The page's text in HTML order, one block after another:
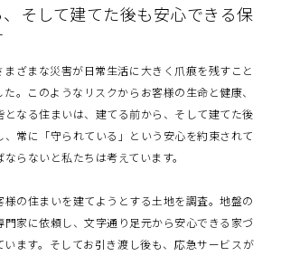
そして建てた後も安心できる保
ざまな災害が日常生活に大きく爪痕を残すこと
。このようなリスクからお客様の生命と健康、
となる住まいは、建てる前から、そして建てた後
、常に「守られている」という安心を約束されて
らないと私たちは考えています。
様の住まいを建てようとする土地を調査。地盤の
門家に依頼し、文字通り足元から安心できる家づ
います。そしてお引き渡し後も、応急サービスが